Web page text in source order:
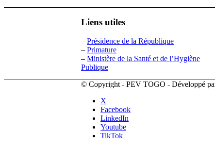
Liens utiles
– Présidence de la République
– Primature
– Ministère de la Santé et de l’Hygiène
Publique
© Copyright - PEV TOGO - Développé
X
Facebook
LinkedIn
Youtube
TikTok